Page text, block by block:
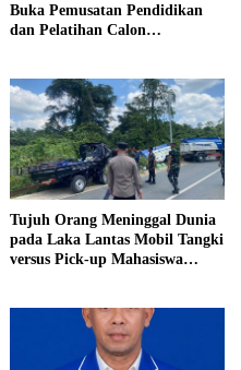
Buka Pemusatan Pendidikan
dan Pelatihan Calon
Tujuh Orang Meninggal Dunia
pada Laka Lantas Mobil Tangki
versus Pick-up Mahasiswa